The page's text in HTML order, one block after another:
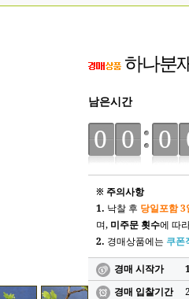
하나분
남은시간
00
※ 주의사항
1. 낙찰 후 당일포함
며, 미주문 횟수에 따
2. 경매상품에는 쿠폰
경매 시작가
경매 입찰기간